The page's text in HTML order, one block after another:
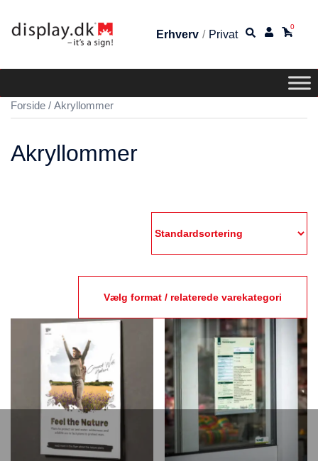
Erhverv / Privat
0
Forside / Akryllommer
Akryllommer
Vælg format / relaterede varekategori